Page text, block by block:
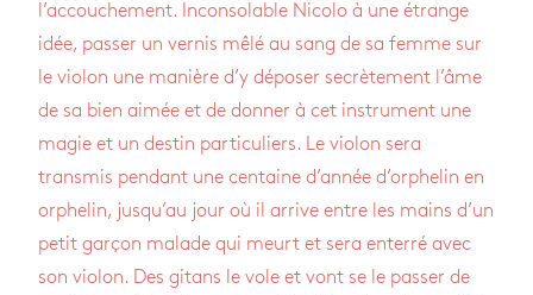
l’accouchement. Inconsolable Nicolo à une étrange
idée, passer un vernis mêlé au sang de sa femme sur
le violon une manière d’y déposer secrètement l’âme
de sa bien aimée et de donner à cet instrument une
magie et un destin particuliers. Le violon sera
transmis pendant une centaine d’année d’orphelin en
orphelin, jusqu’au jour où il arrive entre les mains d’un
petit garçon malade qui meurt et sera enterré avec
son violon. Des gitans le vole et vont se le passer de